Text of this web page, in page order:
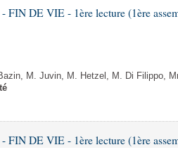
des lois
FIN DE VIE - 1ère lecture (1ère
M. Juvin, M. Hetzel, M. Di Filippo,
FIN DE VIE - 1ère lecture (1ère